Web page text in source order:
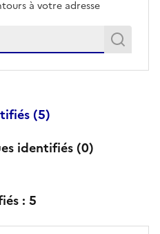
à votre adresse
adresse exacte
(5)
identifiés (0)
: 5